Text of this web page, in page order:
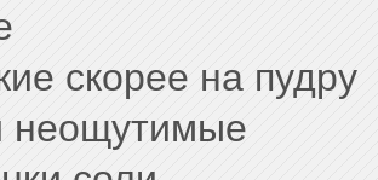
скорее на пудру
неощутимые